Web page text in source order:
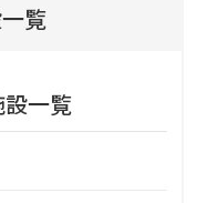
覧
設一覧